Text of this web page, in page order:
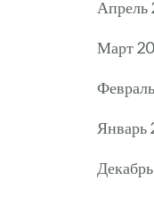
Апрель
Март
Январь